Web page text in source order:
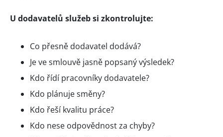
U dodavatelů služeb si zkontrolujte:
Co přesně dodavatel dodává?
Je ve smlouvě jasně popsaný výsledek?
Kdo řídí pracovníky dodavatele?
Kdo plánuje směny?
Kdo řeší kvalitu práce?
Kdo nese odpovědnost za chyby?